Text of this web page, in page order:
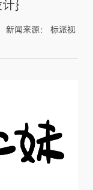
}
闻来源： 标派视